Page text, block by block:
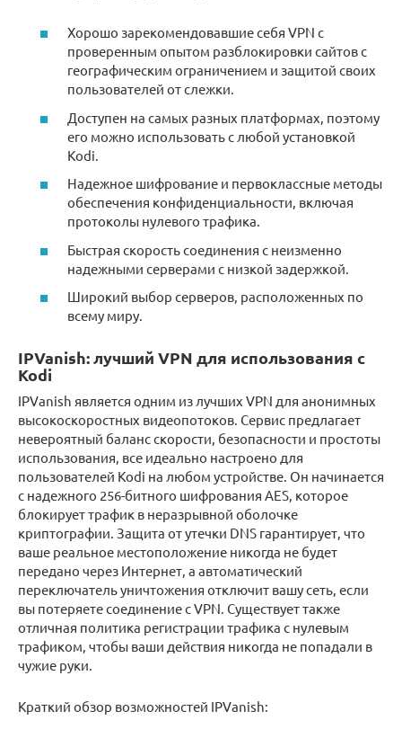
Хорошо зарекомендовавшие себя VPN с
проверенным опытом разблокировки сайтов с
географическим ограничением и защитой своих
пользователей от слежки.
Доступен на самых разных платформах, поэтому
его можно использовать с любой установкой
Kodi.
Надежное шифрование и первоклассные методы
обеспечения конфиденциальности, включая
протоколы нулевого трафика.
Быстрая скорость соединения с неизменно
надежными серверами с низкой задержкой.
Широкий выбор серверов, расположенных по
всему миру.
IPVanish: лучший VPN для использования с
Kodi
IPVanish является одним из лучших VPN для анонимных
высокоскоростных видеопотоков. Сервис предлагает
невероятный баланс скорости, безопасности и простоты
использования, все идеально настроено для
пользователей Kodi на любом устройстве. Он начинается
с надежного 256-битного шифрования AES, которое
блокирует трафик в неразрывной оболочке
криптографии. Защита от утечки DNS гарантирует, что
ваше реальное местоположение никогда не будет
передано через Интернет, а автоматический
переключатель уничтожения отключит вашу сеть, если
вы потеряете соединение с VPN. Существует также
отличная политика регистрации трафика с нулевым
трафиком, чтобы ваши действия никогда не попадали в
чужие руки.
Краткий обзор возможностей IPVanish: